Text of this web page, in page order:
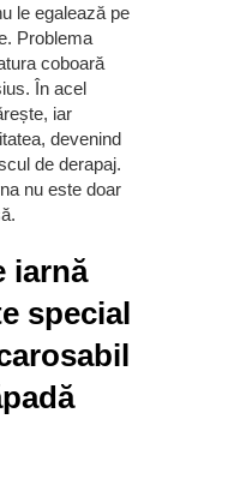
le egalează pe
Problema
coboară
În acel
iar
devenind
de derapaj.
nu este doar
iarnă
special